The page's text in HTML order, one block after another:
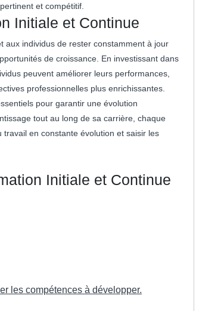
et compétitif.
Initiale et Continue
aux individus de rester constamment à jour
de croissance. En investissant dans
peuvent améliorer leurs performances,
professionnelles plus enrichissantes.
pour garantir une évolution
tout au long de sa carrière, chaque
en constante évolution et saisir les
Initiale et Continue
les compétences à développer.